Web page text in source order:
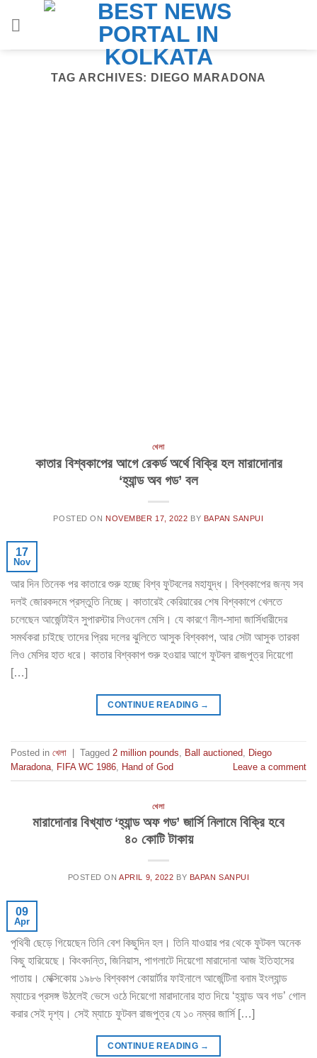
TAG ARCHIVES: DIEGO MARADONA
খেলা
কাতার বিশ্বকাপের আগে রেকর্ড অর্থে বিক্রি হল মারাদোনার
‘হ্যান্ড অব গড’ বল
POSTED ON NOVEMBER 17, 2022 BY BAPAN SANPUI
17
Nov
আর দিন তিনেক পর কাতারে শুরু হচ্ছে বিশ্ব ফুটবলের মহাযুদ্ধ। বিশ্বকাপের জন্য সব
দলই জোরকদমে প্রস্তুতি নিচ্ছে। কাতারেই কেরিয়ারের শেষ বিশ্বকাপে খেলতে
চলেছেন আর্জেন্টাইন সুপারস্টার লিওনেল মেসি। যে কারণে নীল-সাদা জার্সিধারীদের
সমর্থকরা চাইছে তাদের প্রিয় দলের ঝুলিতে আসুক বিশ্বকাপ, আর সেটা আসুক তারকা
লিও মেসির হাত ধরে। কাতার বিশ্বকাপ শুরু হওয়ার আগে ফুটবল রাজপুত্র দিয়েগো
[…]
CONTINUE READING →
Posted in খেলা Tagged 2 million pounds Ball auctioned
Diego
Maradona
FIFA WC 1986 Hand of God Leave a comment
খেলা
মারাদোনার বিখ্যাত ‘হ্যান্ড অফ গড’ জার্সি নিলামে বিক্রি হবে
৪০ কোটি টাকায়
POSTED ONAPRIL 9, 2022 BY BAPAN SANPUI
09
Apr
পৃথিবী ছেড়ে গিয়েছেন তিনি বেশ কিছুদিন হল। তিনি যাওয়ার পর থেকে ফুটবল অনেক
কিছু হারিয়েছে। কিংবদন্তি, জিনিয়াস, পাগলাটে দিয়েগো মারাদোনা আজ ইতিহাসের
পাতায়। মেক্সিকোয় ১৯৮৬ বিশ্বকাপ কোয়ার্টার ফাইনালে আর্জেন্টিনা বনাম ইংল্যান্ড
ম্যাচের প্রসঙ্গ উঠলেই ভেসে ওঠে দিয়েগো মারাদানোর হাত দিয়ে ‘হ্যান্ড অব গড’ গোল
করার সেই দৃশ্য। সেই ম্যাচে ফুটবল রাজপুত্র যে ১০ নম্বর জার্সি […]
CONTINUE READING →